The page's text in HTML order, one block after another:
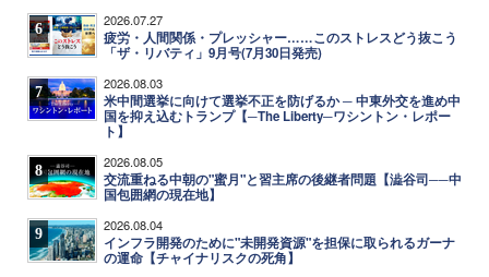
6 2026.07.27
疲労・人間関係・プレッシャー……このストレスどう抜こう
「ザ・リバティ」9月号(7月30日発売)
7 2026.08.03
米中間選挙に向けて選挙不正を防げるか ─ 中東外交を進め中
国を抑え込むトランプ【─The Liberty─ワシントン・レポー
ト】
8 2026.08.05
交流重ねる中朝の"蜜月"と習主席の後継者問題【澁谷司──中
国包囲網の現在地】
9 2026.08.04
インフラ開発のために"未開発資源"を担保に取られるガーナ
の運命【チャイナリスクの死角】